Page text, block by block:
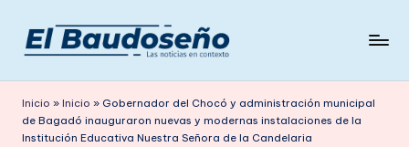
Saltar
contenido
e
ri
en
contexto
Inicio » Inicio » Gobernador del Chocó y administración municipal
de Bagadó inauguraron nuevas y modernas instalaciones de la
Institución Educativa Nuestra Señora de la Candelaria